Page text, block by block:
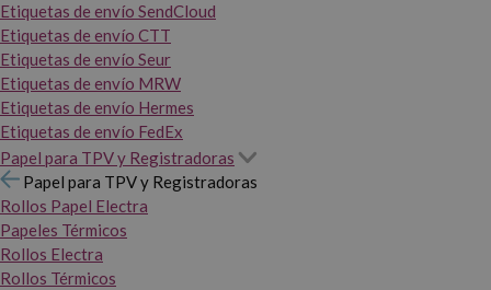
Etiquetas de envío SendCloud
Etiquetas de envío CTT
Etiquetas de envío Seur
Etiquetas de envío MRW
Etiquetas de envío Hermes
Etiquetas de envío FedEx
Papel para TPV y Registradoras
Papel para TPV y Registradoras
Rollos Papel Electra
Papeles Térmicos
Rollos Electra
Rollos Térmicos